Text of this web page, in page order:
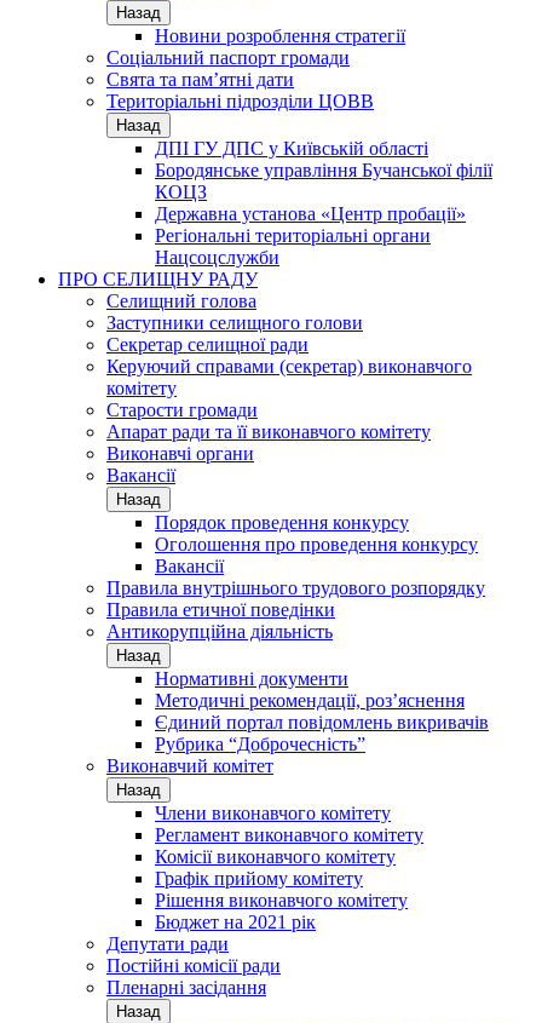
Назад
Новини розроблення стратегії
Соціальний паспорт громади
Свята та пам’ятні дати
Територіальні підрозділи ЦОВВ
Назад
ДПІ ГУ ДПС у Київській області
Бородянське управління Бучанської філії
КОЦЗ
Державна установа «Центр пробації»
Регіональні територіальні органи
Нацсоцслужби
ПРО СЕЛИЩНУ РАДУ
Селищний голова
Заступники селищного голови
Секретар селищної ради
Керуючий справами (секретар) виконавчого
комітету
Старости громади
Апарат ради та її виконавчого комітету
Виконавчі органи
Вакансії
Назад
Порядок проведення конкурсу
Оголошення про проведення конкурсу
Вакансії
Правила внутрішнього трудового розпорядку
Правила етичної поведінки
Антикорупційна діяльність
Назад
Нормативні документи
Методичні рекомендації, роз’яснення
Єдиний портал повідомлень викривачів
Рубрика “Доброчесність”
Виконавчий комітет
Назад
Члени виконавчого комітету
Регламент виконавчого комітету
Комісії виконавчого комітету
Графік прийому комітету
Рішення виконавчого комітету
Бюджет на 2021 рік
Депутати ради
Постійні комісії ради
Пленарні засідання
Назад